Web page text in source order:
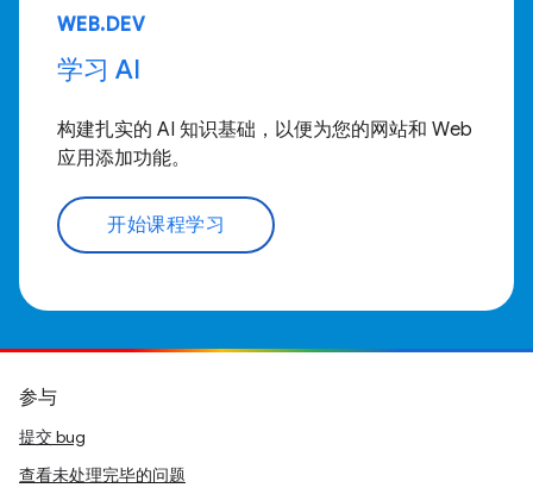
WEB.DEV
学习 AI
构建扎实的 AI 知识基础，以便为您的网站和 Web
应用添加功能。
开始课程学习
参与
提交 bug
查看未处理完毕的问题